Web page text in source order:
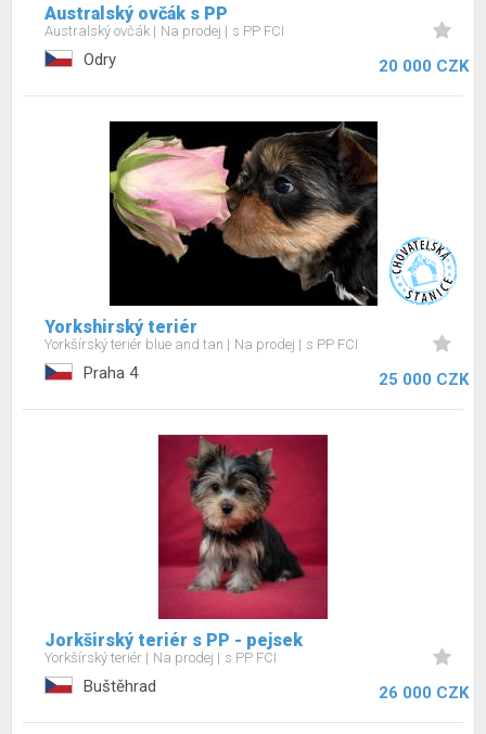
Australský ovčák s PP
Australský ovčák Na prodej s PP FCI
Odry 20 000 CZK
Yorkshirský teriér
Yorkšírský teriér blue and tan Na prodej s PP FCI
Praha 4 25 000 CZK
Jorkširský teriér s PP - pejsek
Yorkšírský teriér Na prodej s PP FCI
Buštěhrad 26 000 CZK